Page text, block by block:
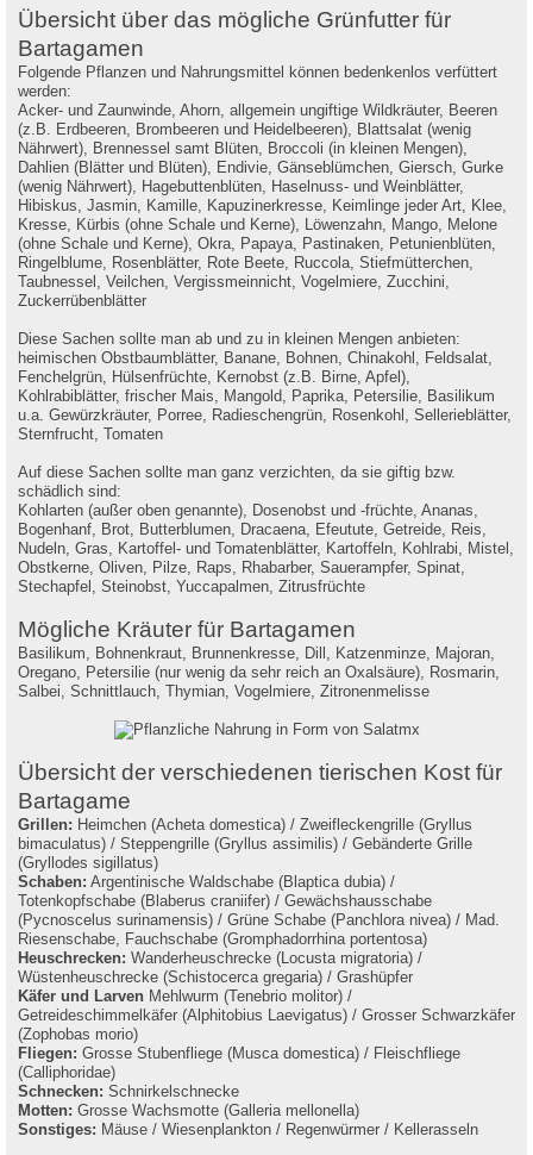
Übersicht über das mögliche Grünfutter für
Bartagamen
Folgende Pflanzen und Nahrungsmittel können bedenkenlos verfüttert
werden:
Acker- und Zaunwinde, Ahorn, allgemein ungiftige Wildkräuter, Beeren
(z.B. Erdbeeren, Brombeeren und Heidelbeeren), Blattsalat (wenig
Nährwert), Brennessel samt Blüten, Broccoli (in kleinen Mengen),
Dahlien (Blätter und Blüten), Endivie, Gänseblümchen, Giersch, Gurke
(wenig Nährwert), Hagebuttenblüten, Haselnuss- und Weinblätter,
Hibiskus, Jasmin, Kamille, Kapuzinerkresse, Keimlinge jeder Art, Klee,
Kresse, Kürbis (ohne Schale und Kerne), Löwenzahn, Mango, Melone
(ohne Schale und Kerne), Okra, Papaya, Pastinaken, Petunienblüten,
Ringelblume, Rosenblätter, Rote Beete, Ruccola, Stiefmütterchen,
Taubnessel, Veilchen, Vergissmeinnicht, Vogelmiere, Zucchini,
Zuckerrübenblätter
Diese Sachen sollte man ab und zu in kleinen Mengen anbieten:
heimischen Obstbaumblätter, Banane, Bohnen, Chinakohl, Feldsalat,
Fenchelgrün, Hülsenfrüchte, Kernobst (z.B. Birne, Apfel),
Kohlrabiblätter, frischer Mais, Mangold, Paprika, Petersilie, Basilikum
u.a. Gewürzkräuter, Porree, Radieschengrün, Rosenkohl, Sellerieblätter,
Sternfrucht, Tomaten
Auf diese Sachen sollte man ganz verzichten, da sie giftig bzw.
schädlich sind:
Kohlarten (außer oben genannte), Dosenobst und -früchte, Ananas,
Bogenhanf, Brot, Butterblumen, Dracaena, Efeutute, Getreide, Reis,
Nudeln, Gras, Kartoffel- und Tomatenblätter, Kartoffeln, Kohlrabi, Mistel,
Obstkerne, Oliven, Pilze, Raps, Rhabarber, Sauerampfer, Spinat,
Stechapfel, Steinobst, Yuccapalmen, Zitrusfrüchte
Mögliche Kräuter für Bartagamen
Basilikum, Bohnenkraut, Brunnenkresse, Dill, Katzenminze, Majoran,
Oregano, Petersilie (nur wenig da sehr reich an Oxalsäure), Rosmarin,
Salbei, Schnittlauch, Thymian, Vogelmiere, Zitronenmelisse
Übersicht der verschiedenen tierischen Kost für
Bartagame
Grillen: Heimchen (Acheta domestica) / Zweifleckengrille (Gryllus
bimaculatus) / Steppengrille (Gryllus assimilis) / Gebänderte Grille
(Gryllodes sigillatus)
Schaben: Argentinische Waldschabe (Blaptica dubia) /
Totenkopfschabe (Blaberus craniifer) / Gewächshausschabe
(Pycnoscelus surinamensis) / Grüne Schabe (Panchlora nivea) / Mad.
Riesenschabe, Fauchschabe (Gromphadorrhina portentosa)
Heuschrecken: Wanderheuschrecke (Locusta migratoria) /
Wüstenheuschrecke (Schistocerca gregaria) / Grashüpfer
Käfer und Larven Mehlwurm (Tenebrio molitor) /
Getreideschimmelkäfer (Alphitobius Laevigatus) / Grosser Schwarzkäfer
(Zophobas morio)
Fliegen: Grosse Stubenfliege (Musca domestica) / Fleischfliege
(Calliphoridae)
Schnecken: Schnirkelschnecke
Motten: Grosse Wachsmotte (Galleria mellonella)
Sonstiges: Mäuse / Wiesenplankton / Regenwürmer / Kellerasseln